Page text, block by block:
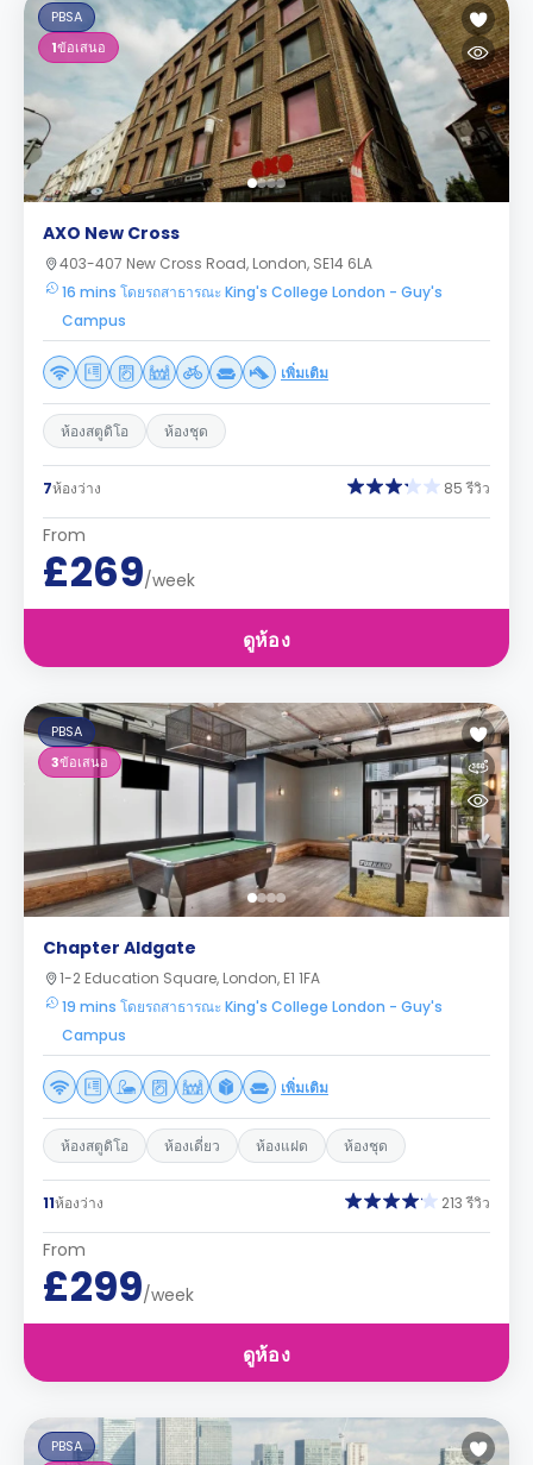
PBSA
1ข้อเสนอ
AXO New Cross
403-407 New Cross Road, London, SE14 6LA
16 mins โดยรถสาธารณะ King's College London - Guy's
Campus
เพิ่มเติม
ห้องสตูดิโอ ห้องชุด
7ห้องว่าง 85 รีวิว
From
£269/week
ดูห้อง
PBSA
3ข้อเสนอ
Chapter Aldgate
1-2 Education Square, London, E1 1FA
19 mins โดยรถสาธารณะ King's College London - Guy's
Campus
เพิ่มเติม
ห้องสตูดิโอ ห้องเดี่ยว ห้องแฝด ห้องชุด
11ห้องว่าง 213 รีวิว
From
£299/week
ดูห้อง
PBSA